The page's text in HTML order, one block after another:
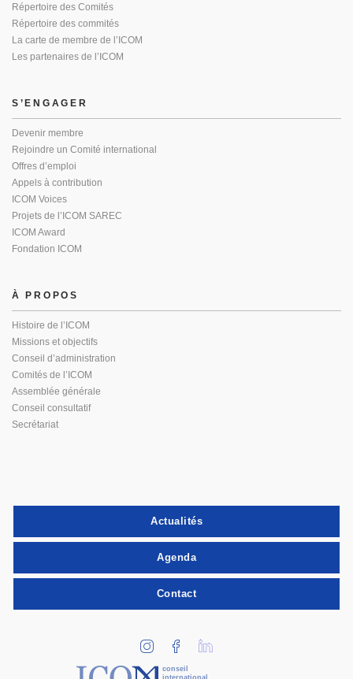
Répertoire des Comités
Répertoire des commités
La carte de membre de l’ICOM
Les partenaires de l’ICOM
S’ENGAGER
Devenir membre
Rejoindre un Comité international
Offres d’emploi
Appels à contribution
ICOM Voices
Projets de l’ICOM SAREC
ICOM Award
Fondation ICOM
À PROPOS
Histoire de l’ICOM
Missions et objectifs
Conseil d’administration
Comités de l’ICOM
Assemblée générale
Conseil consultatif
Secrétariat
Actualités
Agenda
Contact
conseil
international